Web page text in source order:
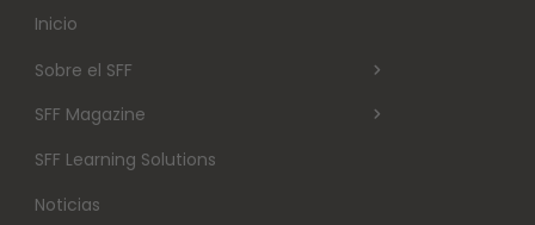
Inicio
Sobre el SFF
SFF Magazine
SFF Learning Solutions
Noticias